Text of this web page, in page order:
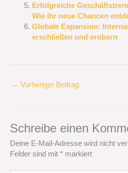
Erfolgreiche
Wie ihr neue Chancen
Globale Expansion:
erschließen und erobern
← Vorheriger Beitrag
Schreibe einen
Deine E-Mail-Adresse wird nicht
Felder sind mit * markiert